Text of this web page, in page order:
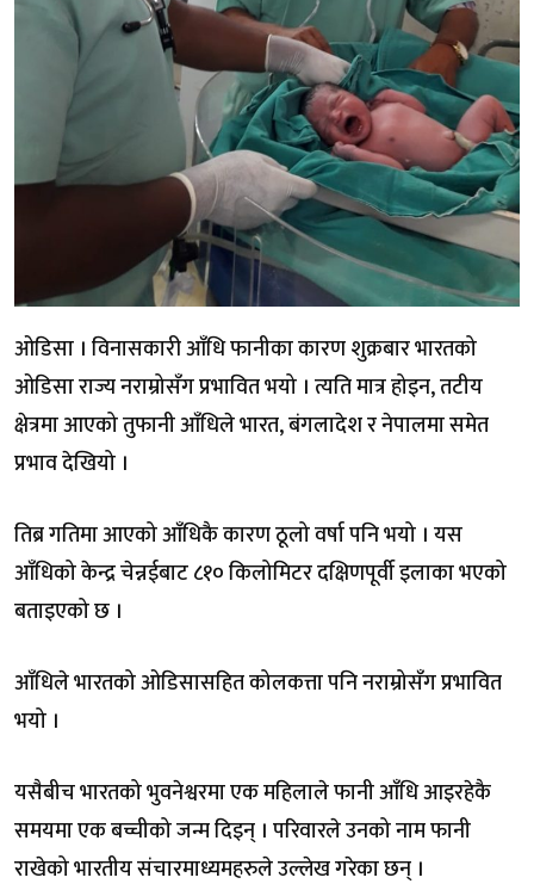
ओडिसा । विनासकारी आँधि फानीका कारण शुक्रबार भारतको
ओडिसा राज्य नराम्रोसँग प्रभावित भयो । त्यति मात्र होइन, तटीय
क्षेत्रमा आएको तुफानी आँधिले भारत, बंगलादेश र नेपालमा समेत
प्रभाव देखियो ।
तिब्र गतिमा आएको आँधिकै कारण ठूलो वर्षा पनि भयो । यस
आँधिको केन्द्र चेन्नईबाट ८१० किलोमिटर दक्षिणपूर्वी इलाका भएको
बताइएको छ ।
आँधिले भारतको ओडिसासहित कोलकत्ता पनि नराम्रोसँग प्रभावित
भयो ।
यसैबीच भारतको भुवनेश्वरमा एक महिलाले फानी आँधि आइरहेकै
समयमा एक बच्चीको जन्म दिइन् । परिवारले उनको नाम फानी
राखेको भारतीय संचारमाध्यमहरुले उल्लेख गरेका छन् ।